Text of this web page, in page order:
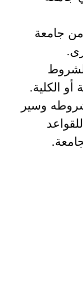
من جامعة
الكلية.
وسير